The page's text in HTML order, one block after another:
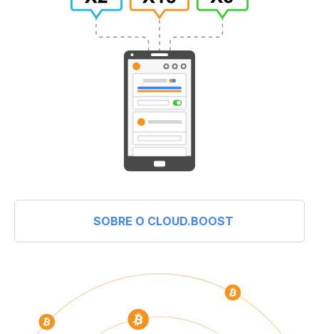
SOBRE O CLOUD.BOOST